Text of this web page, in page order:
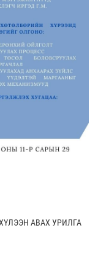
АВАХ УРИЛГА